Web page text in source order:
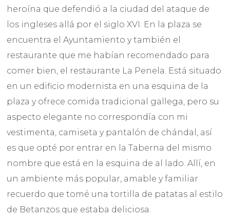
heroína que defendió a la ciudad del ataque de
los ingleses allá por el siglo XVI. En la plaza se
encuentra el Ayuntamiento y también el
restaurante que me habían recomendado para
comer bien, el restaurante La Penela. Está situado
en un edificio modernista en una esquina de la
plaza y ofrece comida tradicional gallega, pero su
aspecto elegante no correspondía con mi
vestimenta, camiseta y pantalón de chándal, así
es que opté por entrar en la Taberna del mismo
nombre que está en la esquina de al lado. Allí, en
un ambiente más popular, amable y familiar
recuerdo que tomé una tortilla de patatas al estilo
de Betanzos que estaba deliciosa.